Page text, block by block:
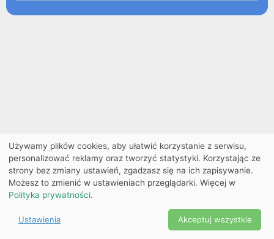
Ekobilet2026 |
Ustawienia
cookies
2026
Używamy plików cookies, aby ułatwić korzystanie z serwisu,
personalizować reklamy oraz tworzyć statystyki. Korzystając ze
strony bez zmiany ustawień, zgadzasz się na ich zapisywanie.
Możesz to zmienić w ustawieniach przeglądarki. Więcej w
Polityka prywatności.
Ustawienia Akceptuj wszystkie